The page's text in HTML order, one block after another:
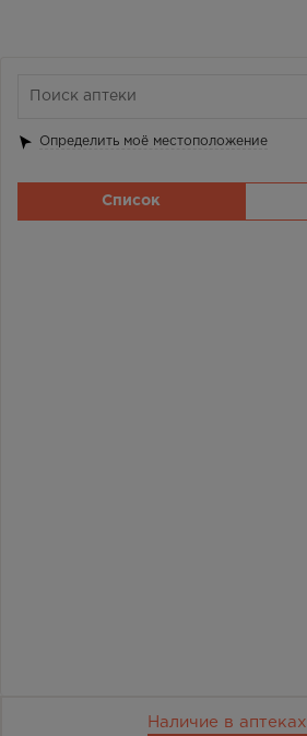
Наличие в аптеках
Определить моё местоположение
Список